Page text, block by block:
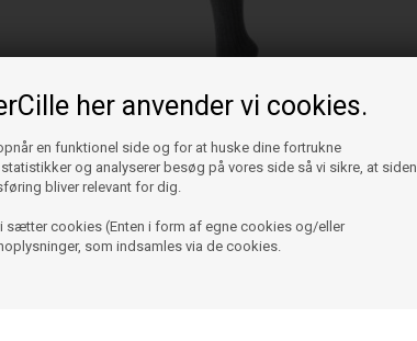
her anvender vi cookies.
en funktionel side og for at huske dine fortrukne
og analyserer besøg på vores side så vi sikre, at siden
bliver relevant for dig.
sætter cookies (Enten i form af egne cookies og/eller
som indsamles via de cookies.